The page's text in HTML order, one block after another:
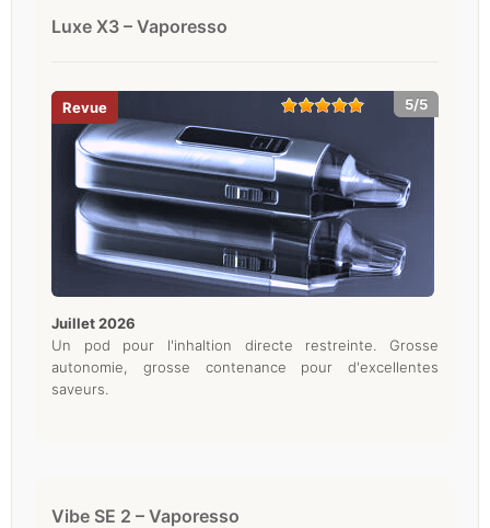
Luxe X3 – Vaporesso
5/5
juillet 2026
Un pod pour l'inhaltion directe restreinte. Grosse
autonomie, grosse contenance pour d'excellentes
saveurs.
Vibe SE 2 – Vaporesso